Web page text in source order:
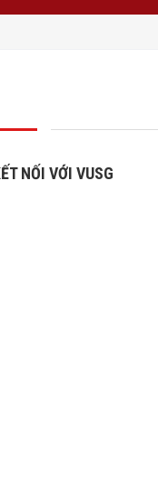
NỐI VỚI VUSG